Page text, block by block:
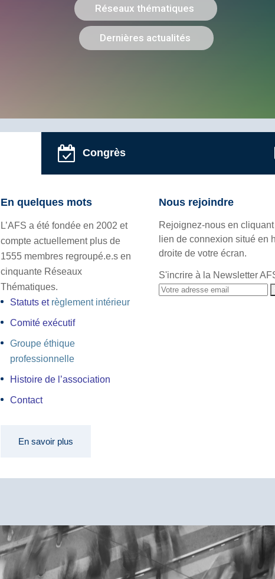
Congrès
En quelques mots
L’AFS a été fondée en 2002 et
compte actuellement plus de
1555 membres regroupé.e.s en
cinquante Réseaux
Thématiques.
Statutset règlement intérieur
Comité exécutif
Groupe éthique
professionnelle
Histoire de l’association
Contact
En savoir plus
Nous rejoindre
Rejoignez-nous en
lien de connexion situé en
droite de votre écran.
S'incrire à la Newsletter